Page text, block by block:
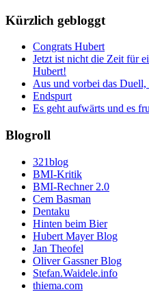
Kürzlich gebloggt
Congrats Hubert
Jetzt ist nicht die Zeit für
Hubert!
Aus und vorbei das Duell,
Endspurt
Es geht aufwärts und es
Blogroll
321blog
BMI-Kritik
BMI-Rechner 2.0
Cem Basman
Dentaku
Hinten beim Bier
Hubert Mayer Blog
Jan Theofel
Oliver Gassner Blog
Stefan.Waidele.info
thiema.com